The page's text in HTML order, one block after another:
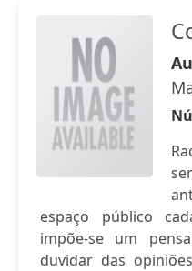
espaço público
impõe-se um
duvidar das